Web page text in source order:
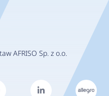
AFRISO Sp. z o.o.